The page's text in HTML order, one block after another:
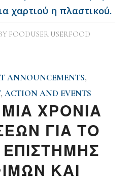
χαρτιού η πλαστικού.
FOODUSER USERFOOD
ANNOUNCEMENTS,
, ACTION AND EVENTS
ΧΡΟΝΙΑ
ΓΙΑ ΤΟ
ΚΑΙ